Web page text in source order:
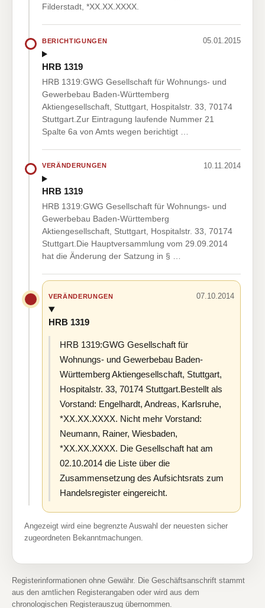
Filderstadt, *XX.XX.XXXX.
BERICHTIGUNGEN 05.01.2015
HRB 1319
HRB 1319:GWG Gesellschaft für Wohnungs- und
Gewerbebau Baden-Württemberg
Aktiengesellschaft, Stuttgart, Hospitalstr. 33, 70174
Stuttgart.Zur Eintragung laufende Nummer 21
Spalte 6a von Amts wegen berichtigt …
VERÄNDERUNGEN 10.11.2014
HRB 1319
HRB 1319:GWG Gesellschaft für Wohnungs- und
Gewerbebau Baden-Württemberg
Aktiengesellschaft, Stuttgart, Hospitalstr. 33, 70174
Stuttgart.Die Hauptversammlung vom 29.09.2014
hat die Änderung der Satzung in § …
VERÄNDERUNGEN 07.10.2014
HRB 1319
HRB 1319:GWG Gesellschaft für
Wohnungs- und Gewerbebau Baden-
Württemberg Aktiengesellschaft, Stuttgart,
Hospitalstr. 33, 70174 Stuttgart.Bestellt als
Vorstand: Engelhardt, Andreas, Karlsruhe,
*XX.XX.XXXX. Nicht mehr Vorstand:
Neumann, Rainer, Wiesbaden,
*XX.XX.XXXX. Die Gesellschaft hat am
02.10.2014 die Liste über die
Zusammensetzung des Aufsichtsrats zum
Handelsregister eingereicht.
Angezeigt wird eine begrenzte Auswahl der neuesten sicher
zugeordneten Bekanntmachungen.
Registerinformationen ohne Gewähr. Die Geschäftsanschrift stammt
aus den amtlichen Registerangaben oder wird aus dem
chronologischen Registerauszug übernommen.